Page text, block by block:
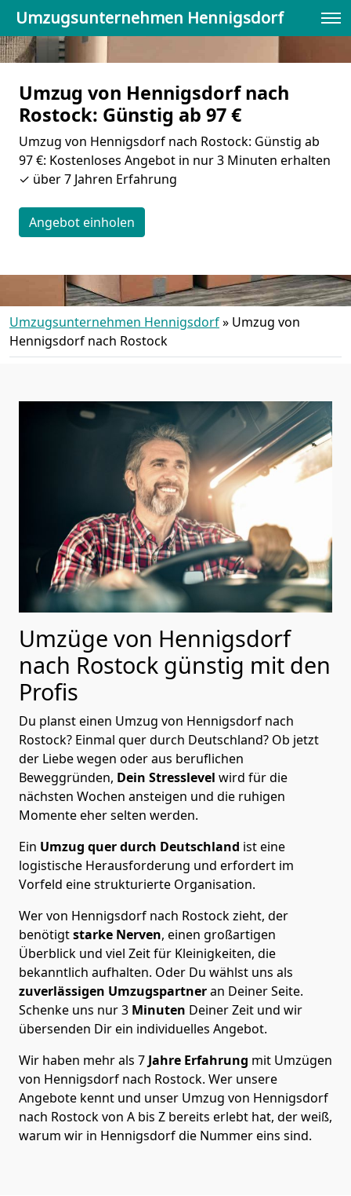
Umzugsunternehmen Hennigsdorf
Umzug von Hennigsdorf nach
Rostock: Günstig ab 97 €
Umzug von Hennigsdorf nach Rostock: Günstig ab
97 €: Kostenloses Angebot in nur 3 Minuten erhalten
✓ über 7 Jahren Erfahrung
Angebot einholen
Umzugsunternehmen Hennigsdorf» Umzug von
Hennigsdorf nach Rostock
Umzüge von Hennigsdorf
nach Rostock günstig mit den
Profis
Du planst einen Umzug von Hennigsdorf nach
Rostock? Einmal quer durch Deutschland? Ob jetzt
der Liebe wegen oder aus beruflichen
Beweggründen, Dein Stresslevel wird für die
nächsten Wochen ansteigen und die ruhigen
Momente eher selten werden.
Ein Umzug quer durch Deutschland ist eine
logistische Herausforderung und erfordert im
Vorfeld eine strukturierte Organisation.
Wer von Hennigsdorf nach Rostock zieht, der
benötigtstarke Nerven, einen großartigen
Überblick und viel Zeit für Kleinigkeiten, die
bekanntlich aufhalten. Oder Du wählst uns als
zuverlässigen Umzugspartneran Deiner Seite.
Schenke uns nur3 Minuten Deiner Zeit und wir
übersenden Dir ein individuelles Angebot.
Wir haben mehr als 7 Jahre Erfahrung mit Umzügen
von Hennigsdorf nach Rostock. Wer unsere
Angebote kennt und unser Umzug von Hennigsdorf
nach Rostock von A bis Z bereits erlebt hat, der weiß,
warum wir in Hennigsdorf die Nummer eins sind.